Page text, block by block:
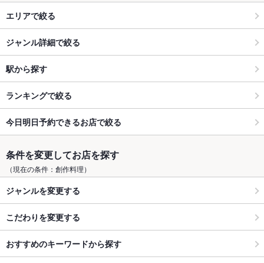
エリアで絞る
ジャンル詳細で絞る
駅から探す
ランキングで絞る
今日明日予約できるお店で絞る
条件を変更してお店を探す
（現在の条件：創作料理）
ジャンルを変更する
こだわりを変更する
おすすめのキーワードから探す